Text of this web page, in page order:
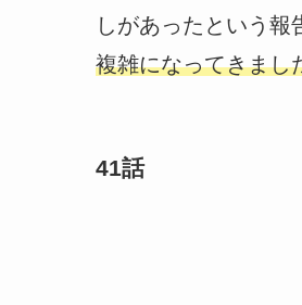
しがあったという報
複雑になってきまし
41話